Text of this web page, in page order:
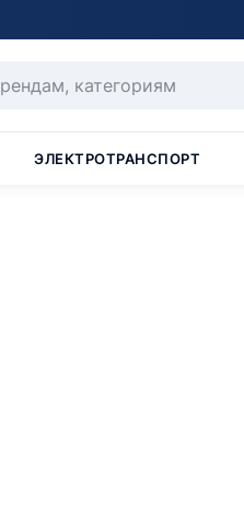
ЭЛЕКТРОТРАНСПОРТ